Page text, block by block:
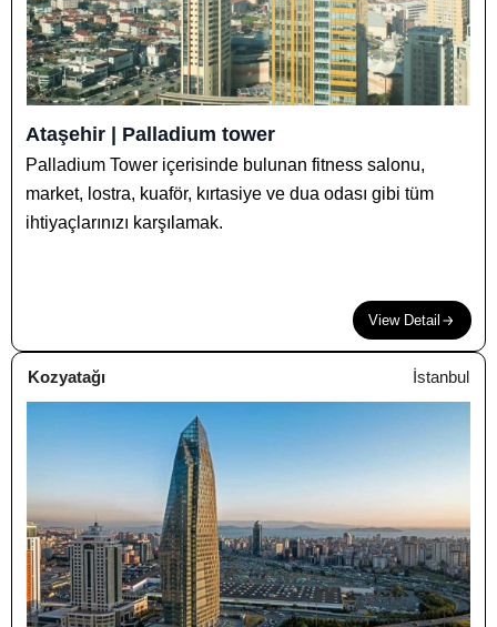
Ataşehir | Palladium tower
Palladium Tower içerisinde bulunan fitness salonu,
market, lostra, kuaför, kırtasiye ve dua odası gibi tüm
ihtiyaçlarınızı karşılamak.
View Detail
Kozyatağı İstanbul